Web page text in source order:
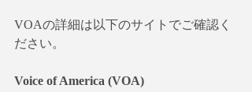
VOAの詳細は以下のサイトでご確認く
ださい。
Voice of America (VOA)